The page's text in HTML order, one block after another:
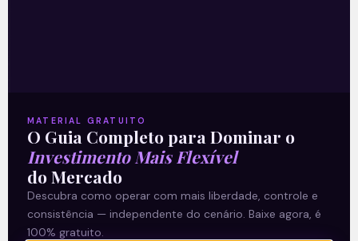
Reviravolta democrata
Após o segundo turno das eleições para
MATERIAL GRATUITO
O Guia Completo para Dominar o
Investimento Mais Flexível
do Mercado
Descubra como operar com mais liberdade, controle e
consistência — independente do cenário. Baixe agora, é
100% gratuito.